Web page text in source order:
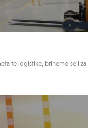
te logistike, brinemo se i za